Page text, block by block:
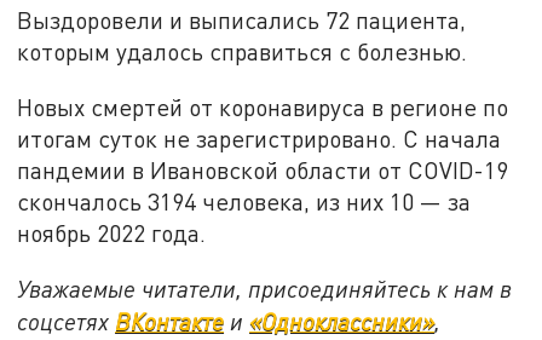
Выздоровели и выписались 72 пациента,
которым удалось справиться с болезнью.
Новых смертей от коронавируса в регионе по
итогам суток не зарегистрировано. С начала
пандемии в Ивановской области от COVID-19
скончалось 3194 человека, из них 10 — за
ноябрь 2022 года.
Уважаемые читатели, присоединяйтесь к нам в
соцсетях ВКонтакте и«Одноклассники»,